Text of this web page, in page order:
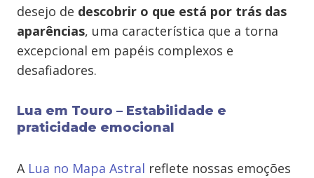
desejo de descobrir o que está por trás das
aparências, uma característica que a torna
excepcional em papéis complexos e
desafiadores.
Lua em Touro – Estabilidade e
praticidade emocional
A Lua no Mapa Astral reflete nossas emoções